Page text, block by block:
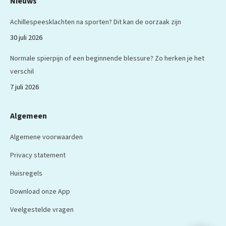
Achillespeesklachten na sporten? Dit kan de oorzaak zijn
30 juli 2026
Normale spierpijn of een beginnende blessure? Zo herken je het
verschil
7 juli 2026
Algemeen
Algemene voorwaarden
Privacy statement
Huisregels
Download onze App
Veelgestelde vragen